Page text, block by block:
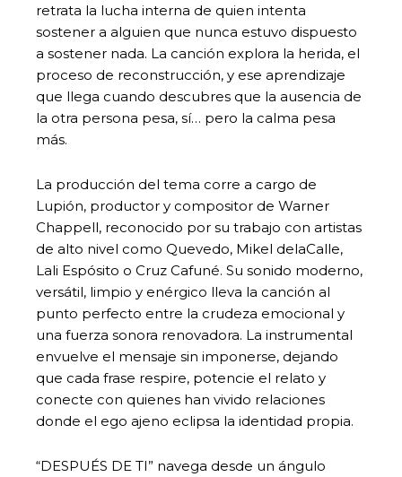
retrata la lucha interna de quien intenta
sostener a alguien que nunca estuvo dispuesto
a sostener nada. La canción explora la herida, el
proceso de reconstrucción, y ese aprendizaje
que llega cuando descubres que la ausencia de
la otra persona pesa, sí… pero la calma pesa
más.
La producción del tema corre a cargo de
Lupión, productor y compositor de Warner
Chappell, reconocido por su trabajo con artistas
de alto nivel como Quevedo, Mikel delaCalle,
Lali Espósito o Cruz Cafuné. Su sonido moderno,
versátil, limpio y enérgico lleva la canción al
punto perfecto entre la crudeza emocional y
una fuerza sonora renovadora. La instrumental
envuelve el mensaje sin imponerse, dejando
que cada frase respire, potencie el relato y
conecte con quienes han vivido relaciones
donde el ego ajeno eclipsa la identidad propia.
“DESPUÉS DE TI” navega desde un ángulo